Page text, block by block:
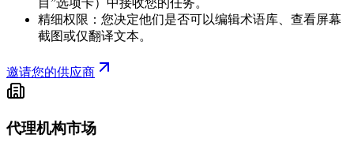
目”选项卡）中接收您的任务。
精细权限：您决定他们是否可以编辑术语库、查看屏幕
截图或仅翻译文本。
邀请您的供应商
代理机构市场